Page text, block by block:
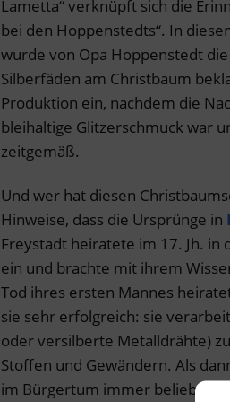
Lametta“ verknüpft sich die
bei den Hoppenstedts“. In
wurde von Opa Hoppenstedt
Silberfäden am Christbaum
Produktion ein, nachdem die
bleihaltige Glitzerschmuck war
zeitgemäß.
Und wer hat diesen
Hinweise, dass die Ursprünge in
Freystadt heiratete im 17. Jh. in
ein und brachte mit ihrem
Tod ihres ersten Mannes
sie sehr erfolgreich: sie
oder versilberte Metalldrähte)
Stoffen und Gewändern. Als
im Bürgertum immer beliebter